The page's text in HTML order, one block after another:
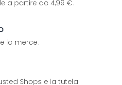
a partire da 4,99 €.
la merce.
Shops e la tutela